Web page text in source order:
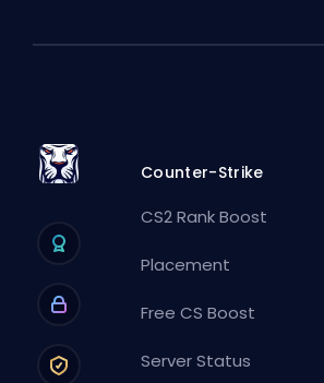
Counter-Strike
CS2 Rank Boost
Placement
Free CS Boost
Server Status